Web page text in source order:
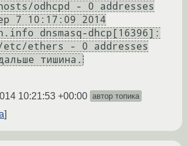
odhcpd - 0 addresses
7 10:17:09 2014
dnsmasq-dhcp[16396]:
etc/ethers - 0 addresses
тишина.
10:21:53 +00:00 автор топика